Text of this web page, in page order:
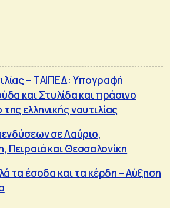
– ΤΑΙΠΕΔ: Υπογραφή
και Στυλίδα και πράσινο
ελληνικής ναυτιλίας
σε Λαύριο,
Πειραιά και Θεσσαλονίκη
τα έσοδα και τα κέρδη – Αύξηση